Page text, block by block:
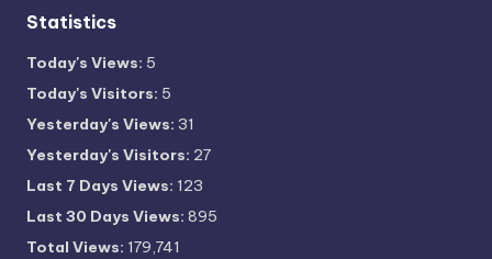
Statistics
Today's Views: 5
Today's Visitors: 5
Yesterday's Views: 31
Yesterday's Visitors: 27
Last 7 Days Views: 123
Last 30 Days Views: 895
Total Views: 179,741